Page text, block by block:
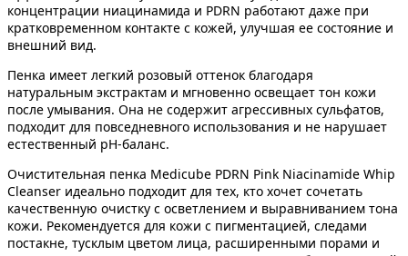
концентрации ниацинамида и PDRN работают даже при
кратковременном контакте с кожей, улучшая ее состояние и
внешний вид.
Пенка имеет легкий розовый оттенок благодаря
натуральным экстрактам и мгновенно освещает тон кожи
после умывания. Она не содержит агрессивных сульфатов,
подходит для повседневного использования и не нарушает
естественный pH-баланс.
Очистительная пенка Medicube PDRN Pink Niacinamide Whip
Cleanser идеально подходит для тех, кто хочет сочетать
качественную очистку с осветлением и выравниванием тона
кожи. Рекомендуется для кожи с пигментацией, следами
постакне, тусклым цветом лица, расширенными порами и